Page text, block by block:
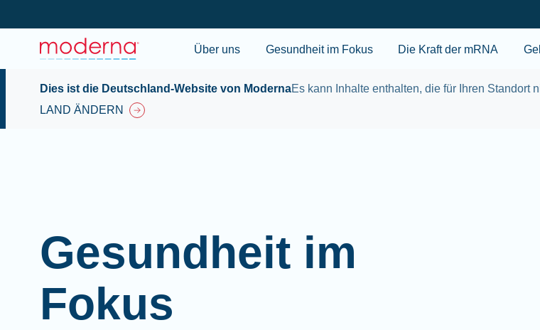
Über uns Gesundheit im Fokus Die Kraft der mRNA
Dies ist die Deutschland-Website von ModernaEs kann Inhalte enthalten, die für Ihren Standort
LAND ÄNDERN
Gesundheit im
Fokus